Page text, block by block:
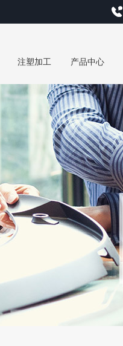
注塑加工 产品中心